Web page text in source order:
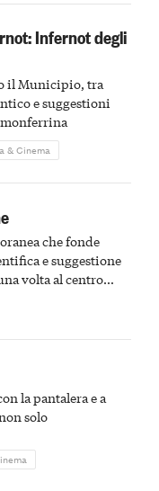
Infernot degli
il Municipio, tra
e suggestioni
& Cinema
che fonde
e suggestione
volta al centro
passato astigiano
la pantalera e a
solo